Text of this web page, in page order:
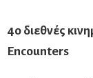
4ο διεθνές
Encounters